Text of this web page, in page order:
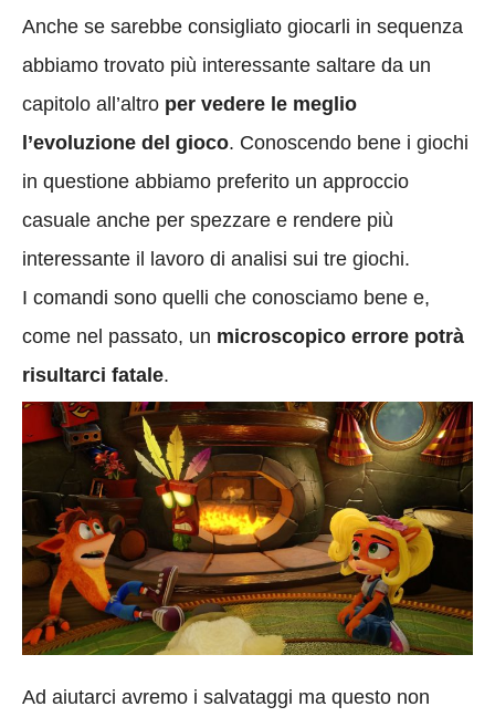
Anche se sarebbe consigliato giocarli in sequenza
abbiamo trovato più interessante saltare da un
capitolo all’altro per vedere le meglio
l’evoluzione del gioco. Conoscendo bene i giochi
in questione abbiamo preferito un approccio
casuale anche per spezzare e rendere più
interessante il lavoro di analisi sui tre giochi.
I comandi sono quelli che conosciamo bene e,
come nel passato, un microscopico errore potrà
risultarci fatale.
Ad aiutarci avremo i salvataggi ma questo non